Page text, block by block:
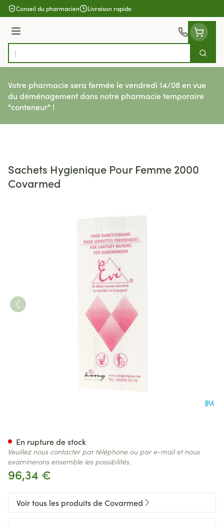
Aller au contenu
Conseil du pharmacien Livraison rapide
Menu
Rechercher
Votre pharmacie sera fermée le vendredi 14/08 en vue
du déménagement dans notre pharmacie temporaire
"conteneur" !
Sachets Hygienique Pour Femme 2000
Covarmed
96,34 €
En rupture de stock
Veuillez nous contacter par téléphone ou par e-mail et nous
examinerons ensemble les possibilités.
Voir tous les produits de Covarmed